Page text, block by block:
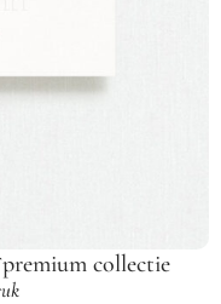
collectie